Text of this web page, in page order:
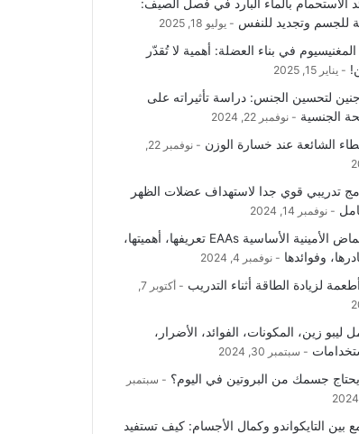
و
ك
T
u
b
e
ق
ر
ا
ا
ل
م
ع
R
الاستحمام بالماء البارد في فصل الصيف:
للجسم وتجديد للنفس
يوليو 18, 2025
في بناء العضلة: أهمية لا تُقدّر
يناير 15, 2025
لتحسين الجنس: دراسة تأثيراته على
الجنسية
نوفمبر 22, 2024
الشائعة عند خسارة الوزن
نوفمبر 22,
تدريبي قوي جدا لاستهداف عضلات الظهر
نوفمبر 14, 2024
الأحماض الأمينية الأساسية EAAs تعريفها، أهميتها،
وفوائدها
نوفمبر 4, 2024
أكتوبر 7,
ليبو زين، المكونات، الفوائد، الأضرار،
سبتمبر 30, 2024
جسمك من البروتين في اليوم؟
سبتمبر
بين التايكواندو وكمال الأجسام: كيف تستفيد